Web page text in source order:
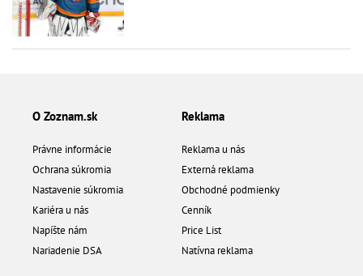
O Zoznam.sk
Právne informácie
Ochrana súkromia
Nastavenie súkromia
Kariéra u nás
Napíšte nám
Nariadenie DSA
Reklama
Reklama u nás
Externá reklama
Obchodné podmienky
Cenník
Price List
Natívna reklama